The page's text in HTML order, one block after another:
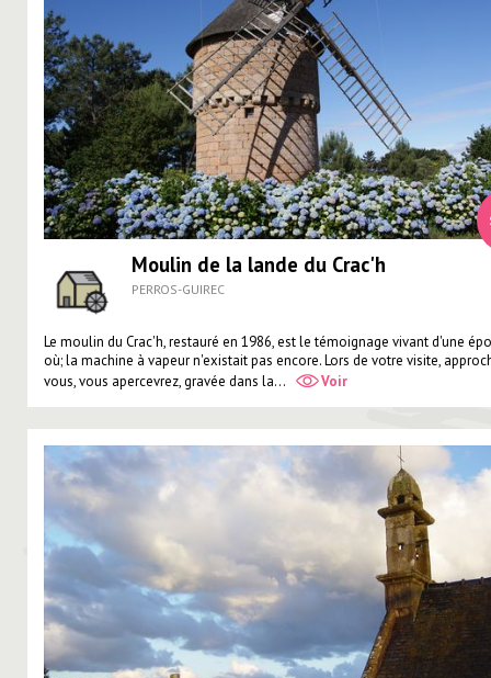
Moulin de la lande du Crac'h
PERROS-GUIREC
Le moulin du Crac'h, restauré en 1986, est le témoignage vivant d'une
où; la machine à vapeur n'existait pas encore. Lors de votre visite,
vous, vous apercevrez, gravée dans la...
Voir